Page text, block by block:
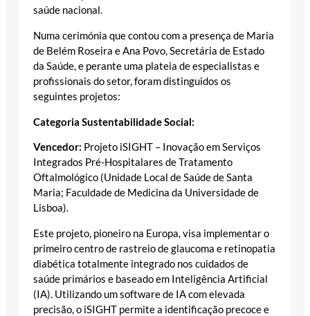
saúde nacional.
Numa cerimónia que contou com a presença de Maria
de Belém Roseira e Ana Povo, Secretária de Estado
da Saúde, e perante uma plateia de especialistas e
profissionais do setor, foram distinguidos os
seguintes projetos:
Categoria Sustentabilidade Social:
Vencedor: Projeto iSIGHT – Inovação em Serviços
Integrados Pré-Hospitalares de Tratamento
Oftalmológico (Unidade Local de Saúde de Santa
Maria; Faculdade de Medicina da Universidade de
Lisboa).
Este projeto, pioneiro na Europa, visa implementar o
primeiro centro de rastreio de glaucoma e retinopatia
diabética totalmente integrado nos cuidados de
saúde primários e baseado em Inteligência Artificial
(IA). Utilizando um software de IA com elevada
precisão, o iSIGHT permite a identificação precoce e